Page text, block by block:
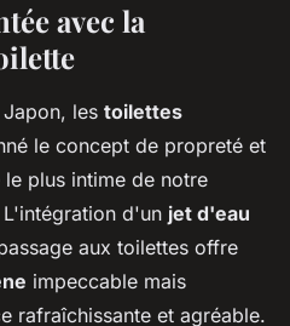
avec la
les toilettes
le concept de propreté et
plus intime de notre
L'intégration d'un jet d'eau
aux toilettes offre
impeccable mais
rafraîchissante et agréable.